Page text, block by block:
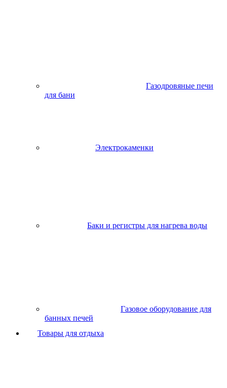
Газодровяные печи
для бани
Электрокаменки
Баки и регистры для нагрева воды
Газовое оборудование для
банных печей
Товары для отдыха